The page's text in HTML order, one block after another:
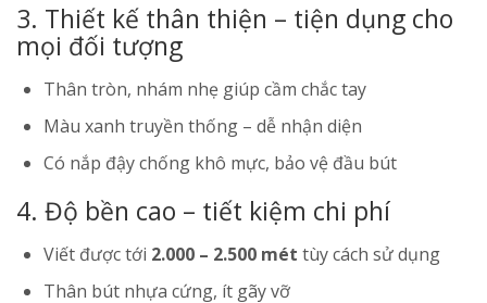
3. Thiết kế thân thiện – tiện dụng cho
mọi đối tượng
Thân tròn, nhám nhẹ giúp cầm chắc tay
Màu xanh truyền thống – dễ nhận diện
Có nắp đậy chống khô mực, bảo vệ đầu bút
4. Độ bền cao – tiết kiệm chi phí
Viết được tới 2.000 – 2.500 mét tùy cách sử dụng
Thân bút nhựa cứng, ít gãy vỡ